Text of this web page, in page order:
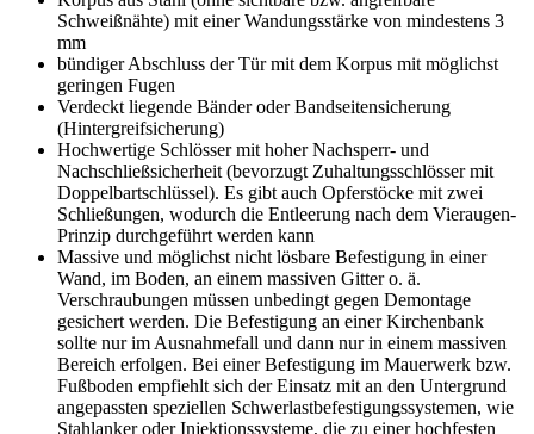
Schweißnähte) mit einer Wandungsstärke von mindestens 3
mm
bündiger Abschluss der Tür mit dem Korpus mit möglichst
geringen Fugen
Verdeckt liegende Bänder oder Bandseitensicherung
(Hintergreifsicherung)
Hochwertige Schlösser mit hoher Nachsperr- und
Nachschließsicherheit (bevorzugt Zuhaltungsschlösser mit
Doppelbartschlüssel). Es gibt auch Opferstöcke mit zwei
Schließungen, wodurch die Entleerung nach dem Vieraugen-
Prinzip durchgeführt werden kann
Massive und möglichst nicht lösbare Befestigung in einer
Wand, im Boden, an einem massiven Gitter o. ä.
Verschraubungen müssen unbedingt gegen Demontage
gesichert werden. Die Befestigung an einer Kirchenbank
sollte nur im Ausnahmefall und dann nur in einem massiven
Bereich erfolgen. Bei einer Befestigung im Mauerwerk bzw.
Fußboden empfiehlt sich der Einsatz mit an den Untergrund
angepassten speziellen Schwerlastbefestigungssystemen, wie
Stahlanker oder Injektionssysteme, die zu einer hochfesten